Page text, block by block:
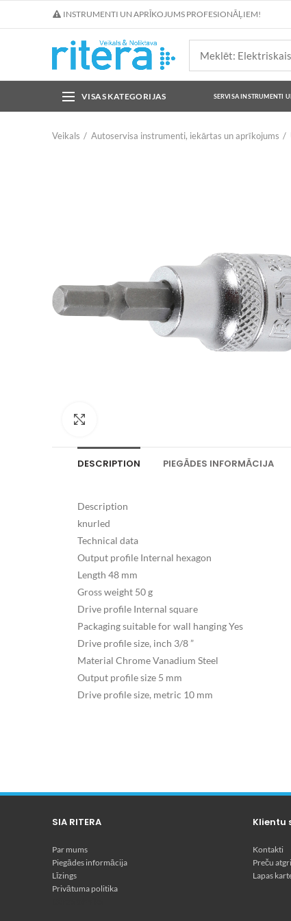
INSTRUMENTI UN APRĪKOJUMS PROFESIONĀĻIEM!
VISAS KATEGORIJAS SERVISA INSTRUMENTI
Veikals Autoservisa instrumenti, iekārtas un aprīkojums
DESCRIPTION PIEGĀDES INFORMĀCIJA
Description
knurled
Technical data
Output profile Internal hexagon
Length 48 mm
Gross weight 50 g
Drive profile Internal square
Packaging suitable for wall hanging Yes
Drive profile size, inch 3/8 ”
Material Chrome Vanadium Steel
Output profile size 5 mm
Drive profile size, metric 10 mm
SIA RITERA
Par mums
Piegādes informācija
Līzings
Privātuma politika
Klientu
Kontakti
Preču
Lapas